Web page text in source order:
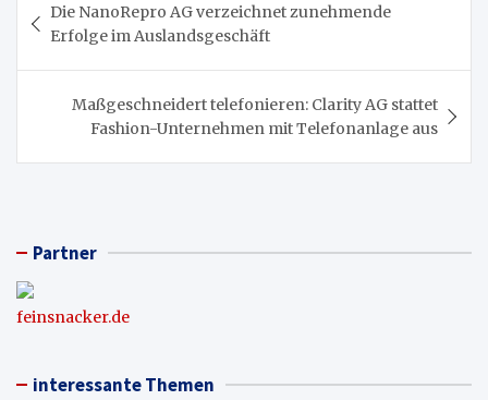
Die NanoRepro AG verzeichnet zunehmende
Erfolge im Auslandsgeschäft
Maßgeschneidert telefonieren: Clarity AG stattet
Fashion-Unternehmen mit Telefonanlage aus
Partner
feinsnacker.de
interessante Themen